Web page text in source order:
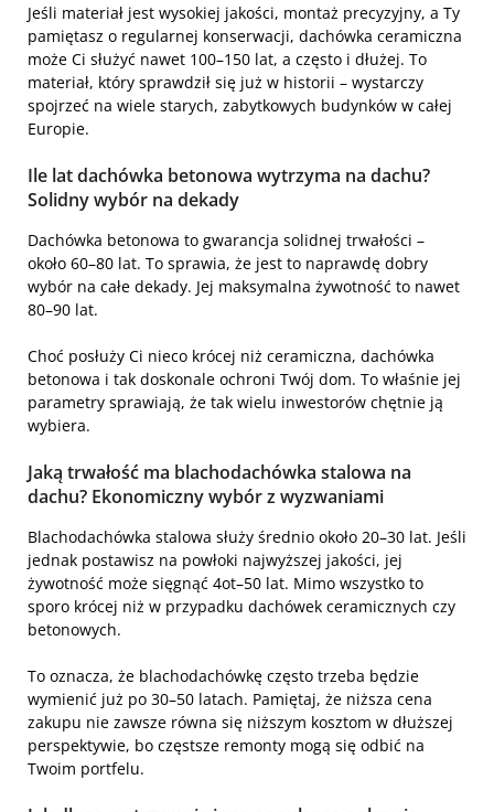
Jeśli materiał jest wysokiej jakości, montaż precyzyjny, a Ty
pamiętasz o regularnej konserwacji, dachówka ceramiczna
może Ci służyć nawet 100–150 lat, a często i dłużej. To
materiał, który sprawdził się już w historii – wystarczy
spojrzeć na wiele starych, zabytkowych budynków w całej
Europie.
Ile lat dachówka betonowa wytrzyma na dachu?
Solidny wybór na dekady
Dachówka betonowa to gwarancja solidnej trwałości –
około 60–80 lat. To sprawia, że jest to naprawdę dobry
wybór na całe dekady. Jej maksymalna żywotność to nawet
80–90 lat.
Choć posłuży Ci nieco krócej niż ceramiczna, dachówka
betonowa i tak doskonale ochroni Twój dom. To właśnie jej
parametry sprawiają, że tak wielu inwestorów chętnie ją
wybiera.
Jaką trwałość ma blachodachówka stalowa na
dachu? Ekonomiczny wybór z wyzwaniami
Blachodachówka stalowa służy średnio około 20–30 lat. Jeśli
jednak postawisz na powłoki najwyższej jakości, jej
żywotność może sięgnąć 4ot–50 lat. Mimo wszystko to
sporo krócej niż w przypadku dachówek ceramicznych czy
betonowych.
To oznacza, że blachodachówkę często trzeba będzie
wymienić już po 30–50 latach. Pamiętaj, że niższa cena
zakupu nie zawsze równa się niższym kosztom w dłuższej
perspektywie, bo częstsze remonty mogą się odbić na
Twoim portfelu.